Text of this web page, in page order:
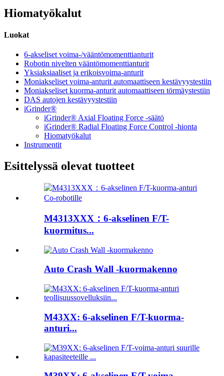
Hiomatyökalut
Luokat
6-akseliset voima-/vääntömomenttianturit
Robotin nivelten vääntömomenttianturit
Yksiaksiaaliset ja erikoisvoima-anturit
Moniakseliset voima-anturit automaattiseen kestävyystestiin
Moniakseliset kuorma-anturit automaattiseen törmäystestiin
DAS autojen kestävyystestiin
iGrinder®
iGrinder® Axial Floating Force -säätö
iGrinder® Radial Floating Force Control -hionta
Hiomatyökalut
Instrumentit
Esittelyssä olevat tuotteet
M4313XXX：6-akselinen F/T-
kuormitus...
Auto Crash Wall -kuormakenno
M43XX: 6-akselinen F/T-kuorma-
anturi...